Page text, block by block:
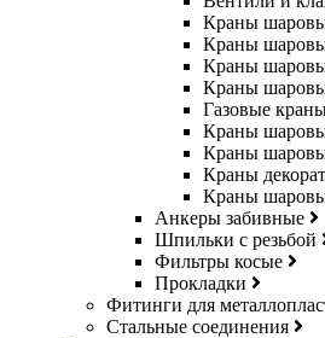
Краны
Краны
Краны
Краны
Газовые
Краны
Краны
Краны
Краны
Анкеры забивные
Шпильки с резьбой
Фильтры косые
Прокладки
Фитинги для
Стальные соединения